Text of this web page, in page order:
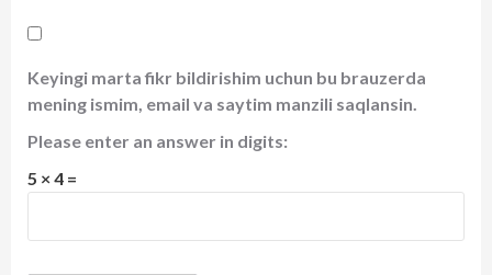
Keyingi marta fikr bildirishim uchun bu brauzerda
mening ismim, email va saytim manzili saqlansin.
Please enter an answer in digits:
5 × 4 =